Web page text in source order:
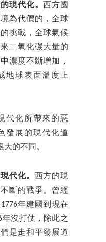
現代化。 西方國
為代價的，全球
挑戰，全球氣候
二氧化碳大量的
濃度不斷增加，
地球表面溫度上
代化所帶來的惡
發展的現代化道
的不同。
代化。 西方的現
斷的戰爭。曾經
年建國到現在
年沒打仗，除此之
是走和平發展道